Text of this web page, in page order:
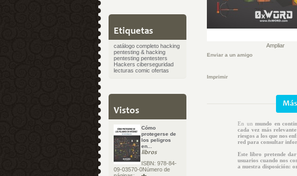
Etiquetas
catálogo completo hacking
pentesting & hacking
pentesting pentesters
Hackers ciberseguridad
lecturas comic ofertas
Vistos
Cómo
protegerse de
los peligros
en...
libros
ISBN: 978-84-
09-03570-0Número de
Ampliar
Enviar a un amigo
Imprimir
Más
En unmundo en
cada vez más
riesgos a los que nos
red para consultar
Este libro pretende
usuarios cuando nos
a nuestra disposición: